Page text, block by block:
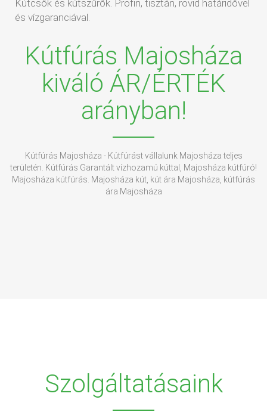
Kútcsők és kútszűrők. Profin, tisztán, rövid határidővel
és vízgaranciával.
Kútfúrás Majosháza
kiváló ÁR/ÉRTÉK
arányban!
Kútfúrás Majosháza - Kútfúrást vállalunk Majosháza teljes
területén. Kútfúrás Garantált vízhozamú kúttal, Majosháza kútfúró!
Majosháza kútfúrás. Majosháza kút, kút ára Majosháza, kútfúrás
ára Majosháza
Szolgáltatásaink